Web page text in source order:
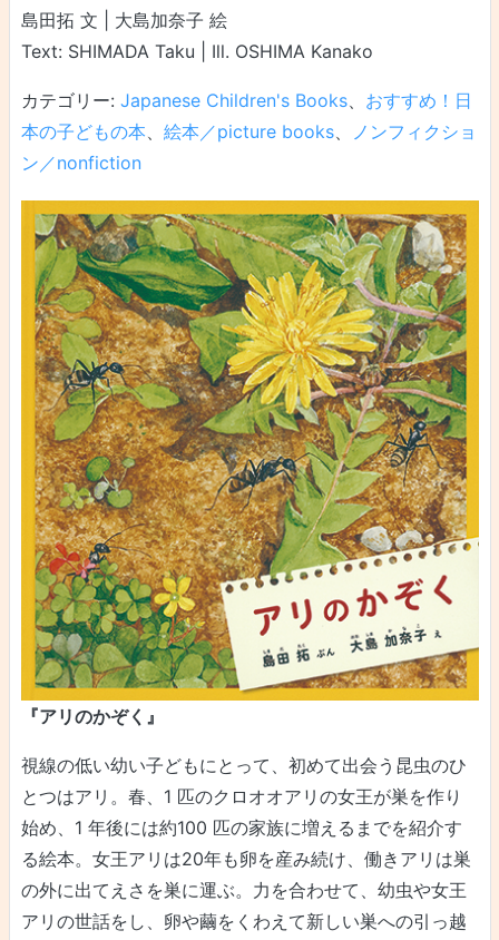
島田拓 文 | 大島加奈子 絵
Text: SHIMADA Taku | Ill. OSHIMA Kanako
カテゴリー: Japanese Children's Books、 おすすめ！日
本の子どもの本、 絵本／picture books、
ノンフィクショ
ン／nonfiction
『アリのかぞく』
視線の低い幼い子どもにとって、初めて出会う昆虫のひ
とつはアリ。春、1 匹のクロオオアリの女王が巣を作り
始め、1 年後には約100 匹の家族に増えるまでを紹介す
る絵本。女王アリは20年も卵を産み続け、働きアリは巣
の外に出てえさを巣に運ぶ。力を合わせて、幼虫や女王
アリの世話をし、卵や繭をくわえて新しい巣への引っ越